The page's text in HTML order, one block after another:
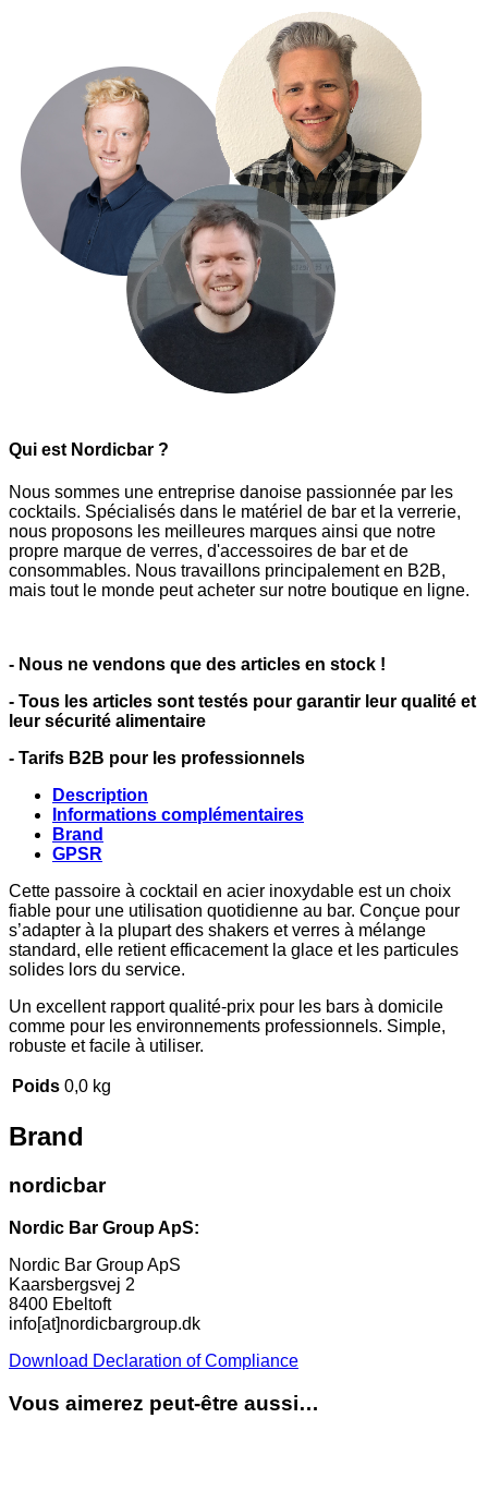
Qui est Nordicbar ?
Nous sommes une entreprise danoise passionnée par les
cocktails. Spécialisés dans le matériel de bar et la verrerie,
nous proposons les meilleures marques ainsi que notre
propre marque de verres, d'accessoires de bar et de
consommables. Nous travaillons principalement en B2B,
mais tout le monde peut acheter sur notre boutique en ligne.
- Nous ne vendons que des articles en stock !
- Tous les articles sont testés pour garantir leur qualité et
leur sécurité alimentaire
- Tarifs B2B pour les professionnels
Description
Informations complémentaires
Brand
GPSR
Cette passoire à cocktail en acier inoxydable est un choix
fiable pour une utilisation quotidienne au bar. Conçue pour
s’adapter à la plupart des shakers et verres à mélange
standard, elle retient efficacement la glace et les particules
solides lors du service.
Un excellent rapport qualité-prix pour les bars à domicile
comme pour les environnements professionnels. Simple,
robuste et facile à utiliser.
Poids 0,0 kg
Brand
nordicbar
Nordic Bar Group ApS:
Nordic Bar Group ApS
Kaarsbergsvej 2
8400 Ebeltoft
info[at]nordicbargroup.dk
Download Declaration of Compliance
Vous aimerez peut-être aussi…